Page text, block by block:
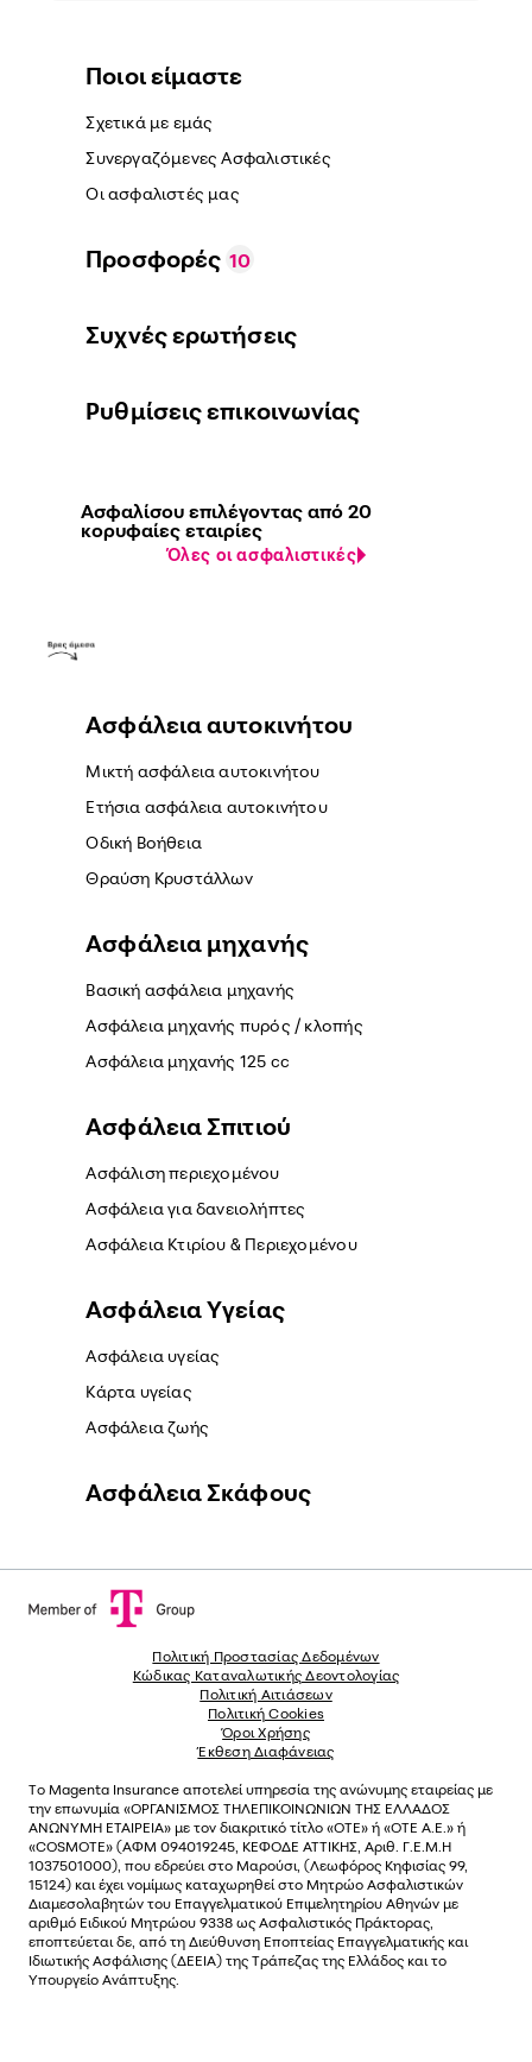
Ποιοι είμαστε
Σχετικά με εμάς
Συνεργαζόμενες Ασφαλιστικές
Οι ασφαλιστές μας
Προσφορές 10
Συχνές ερωτήσεις
Ρυθμίσεις επικοινωνίας
Ασφαλίσου επιλέγοντας από 20
κορυφαίες εταιρίες
Όλες οι ασφαλιστικές
Ασφάλεια αυτοκινήτου
Μικτή ασφάλεια αυτοκινήτου
Ετήσια ασφάλεια αυτοκινήτου
Οδική Βοήθεια
Θραύση Κρυστάλλων
Ασφάλεια μηχανής
Βασική ασφάλεια μηχανής
Ασφάλεια μηχανής πυρός / κλοπής
Ασφάλεια μηχανής 125 cc
Ασφάλεια Σπιτιού
Ασφάλιση περιεχομένου
Ασφάλεια για δανειολήπτες
Ασφάλεια Κτιρίου & Περιεχομένου
Ασφάλεια Yγείας
Ασφάλεια υγείας
Κάρτα υγείας
Ασφάλεια ζωής
Ασφάλεια Σκάφους
Πολιτική Προστασίας Δεδομένων
Κώδικας Καταναλωτικής Δεοντολογίας
Πολιτική Αιτιάσεων
Πολιτική Cookies
Όροι Χρήσης
Έκθεση Διαφάνειας
Το Magenta Insurance αποτελεί υπηρεσία της ανώνυµης εταιρείας µε
την επωνυµία «ΟΡΓΑΝΙΣΜΟΣ ΤΗΛΕΠΙΚΟΙΝΩΝΙΩΝ ΤΗΣ ΕΛΛΑΔΟΣ
ΑΝΩΝΥΜΗ ΕΤΑΙΡΕΙΑ» µε τον διακριτικό τίτλο «OTE» ή «ΟΤΕ Α.Ε.» ή
«COSMOTE» (ΑΦΜ 094019245, ΚΕΦΟΔΕ ΑΤΤΙΚΗΣ, Αριθ. Γ.Ε.Μ.Η
1037501000), που εδρεύει στο Μαρούσι, (Λεωφόρος Κηφισίας 99,
15124) και έχει νοµίµως καταχωρηθεί στο Μητρώο Ασφαλιστικών
Διαµεσολαβητών του Επαγγελµατικού Επιµελητηρίου Αθηνών µε
αριθµό Ειδικού Μητρώου 9338 ως Ασφαλιστικός Πράκτορας,
εποπτεύεται δε, από τη Διεύθυνση Εποπτείας Επαγγελματικής και
Ιδιωτικής Ασφάλισης (ΔΕΕΙΑ) της Τράπεζας της Ελλάδος και το
Υπουργείο Ανάπτυξης.